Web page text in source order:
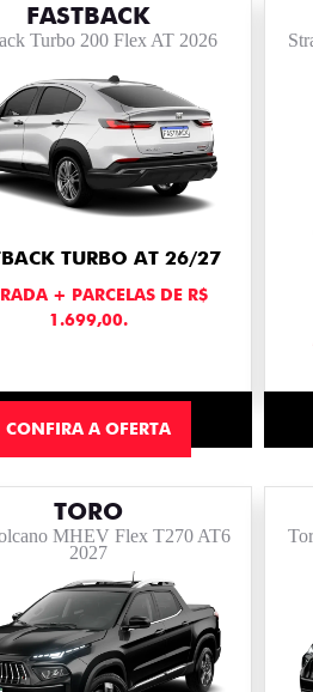
FASTBACK
Turbo 200 Flex AT 2026
TURBO AT 26/27
+ PARCELAS DE R$
1.699,00.
CONFIRA A OFERTA
TORO
MHEV Flex T270 AT6
2027